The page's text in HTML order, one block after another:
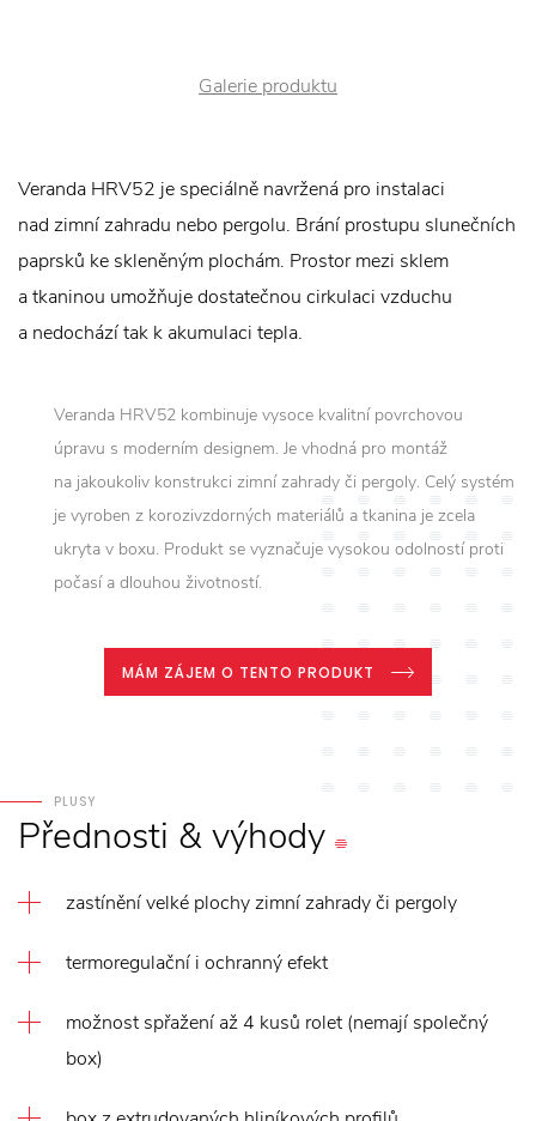
Galerie produktu
Veranda HRV52 je speciálně navržená pro instalaci
nad zimní zahradu nebo pergolu. Brání prostupu slunečních
paprsků ke skleněným plochám. Prostor mezi sklem
a tkaninou umožňuje dostatečnou cirkulaci vzduchu
a nedochází tak k akumulaci tepla.
Veranda HRV52 kombinuje vysoce kvalitní povrchovou
úpravu s moderním designem. Je vhodná pro montáž
na jakoukoliv konstrukci zimní zahrady či pergoly. Celý systém
je vyroben z korozivzdorných materiálů a tkanina je zcela
ukryta v boxu. Produkt se vyznačuje vysokou odolností proti
počasí a dlouhou životností.
MÁM ZÁJEM O TENTO PRODUKT
PLUSY
Přednosti &výhody
zastínění velké plochy zimní zahrady či pergoly
termoregulační i ochranný efekt
možnost spřažení až 4 kusů rolet (nemají společný
box)